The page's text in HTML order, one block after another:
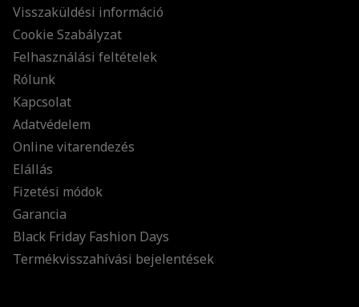
Visszaküldési információ
Cookie Szabályzat
Felhasználási feltételek
Rólunk
Kapcsolat
Adatvédelem
Online vitarendezés
Elállás
Fizetési módok
Garancia
Black Friday Fashion Days
Termékvisszahívási bejelentések